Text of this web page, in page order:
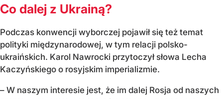
Co dalej z Ukrainą?
Podczas konwencji wyborczej pojawił się też temat
polityki międzynarodowej, w tym relacji polsko-
ukraińskich. Karol Nawrocki przytoczył słowa Lecha
Kaczyńskiego o rosyjskim imperializmie.
– W naszym interesie jest, że im dalej Rosja od naszych